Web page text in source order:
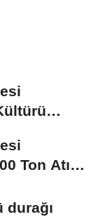
Ton Atık
durağı